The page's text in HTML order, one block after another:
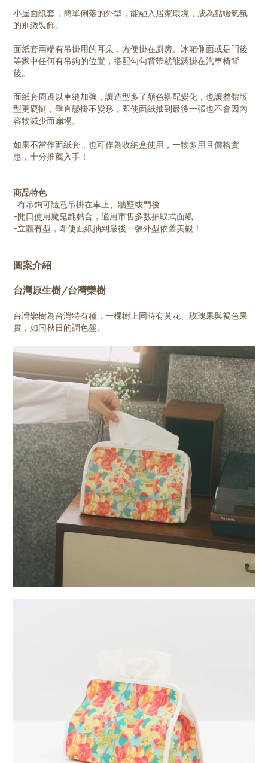
小屋面紙套，簡單俐落的外型，能融入居家環境，成為點綴氣氛
的別緻裝飾。
面紙套兩端有吊掛用的耳朵，方便掛在廚房、冰箱側面或是門後
等家中任何有吊鉤的位置，搭配勾勾背帶就能懸掛在汽車椅背
後。
面紙套周邊以車縫加強，讓造型多了顏色搭配變化，也讓整體版
型更硬挺，垂直懸掛不變形，即使面紙抽到最後一張也不會因內
容物減少而扁塌。
如果不當作面紙套，也可作為收納盒使用，一物多用且價格實
惠，十分推薦入手！
商品特色
-有吊鉤可隨意吊掛在車上、牆壁或門後
-開口使用魔鬼氈黏合，適用市售多數抽取式面紙
-立體有型，即使面紙抽到最後一張外型依舊美觀！
圖案介紹
台灣原生樹/台灣欒樹
台灣欒樹為台灣特有種，一棵樹上同時有黃花、玫瑰果與褐色果
實，如同秋日的調色盤。